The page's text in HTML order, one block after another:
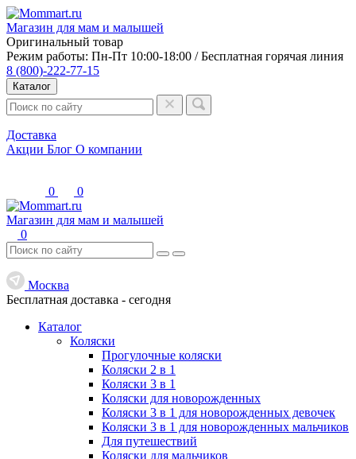
Магазин для мам и малышей
Оригинальный товар
Режим работы: Пн-Пт 10:00-18:00 / Бесплатная горячая линия
8 (800)-222-77-15
Каталог
Доставка
Акции Блог О компании
0 0
Магазин для мам и малышей
0
Москва
Бесплатная доставка - сегодня
Каталог
Коляски
Прогулочные коляски
Коляски 2 в 1
Коляски 3 в 1
Коляски для новорожденных
Коляски 3 в 1 для новорожденных девочек
Коляски 3 в 1 для новорожденных мальчиков
Для путешествий
Коляски для мальчиков